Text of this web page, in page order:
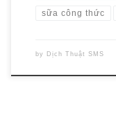
sữa công thức
by Dịch Thuật SMS